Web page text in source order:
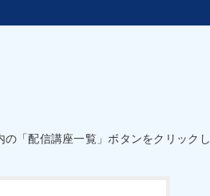
「配信講座一覧」ボタンをクリックし